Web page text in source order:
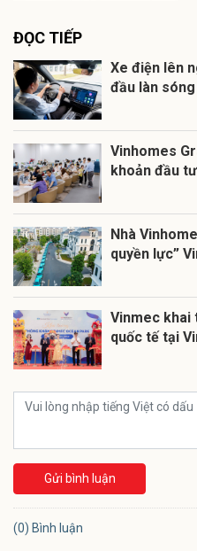
ĐỌC TIẾP
Xe điện lên
đầu làn
Vinhomes
khoản đầu
Nhà
quyền lực”
Vinmec khai
quốc tế tại
Gửi bình luận
(0) Bình luận